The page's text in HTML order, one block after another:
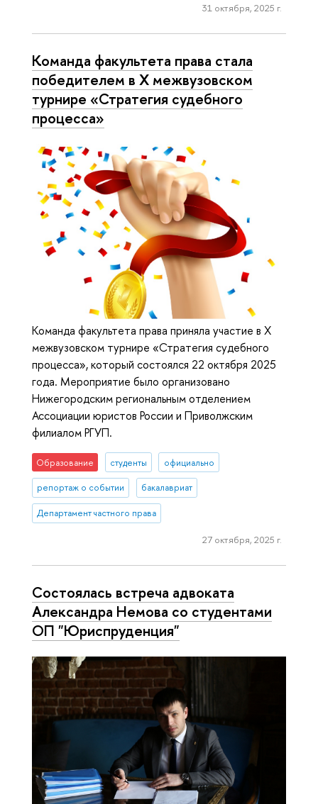
31 октября, 2025 г.
Команда факультета права стала
победителем в Х межвузовском
турнире «Стратегия судебного
процесса»
Команда факультета права приняла участие в Х
межвузовском турнире «Стратегия судебного
процесса», который состоялся 22 октября 2025
года. Мероприятие было организовано
Нижегородским региональным отделением
Ассоциации юристов России и Приволжским
филиалом РГУП.
Образование студенты официально
репортаж о событии бакалавриат
Департамент частного права
27 октября, 2025 г.
Состоялась встреча адвоката
Александра Немова со студентами
ОП "Юриспруденция"